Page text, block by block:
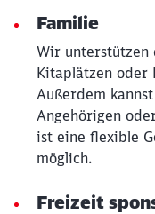
Familie
Wir unterstützen
Kitaplätzen oder
Außerdem
Angehörigen
ist eine flexible
möglich.
Freizeit